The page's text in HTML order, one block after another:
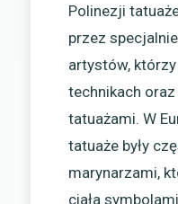
Polinezji
przez
artystów,
technikach
tatuażami. W
tatuaże były
marynarzami,
ciała